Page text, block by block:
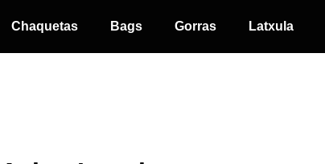
Chaquetas Bags Gorras Latxula